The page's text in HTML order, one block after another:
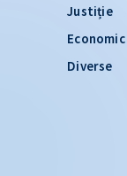
Justiție
Economic
Diverse